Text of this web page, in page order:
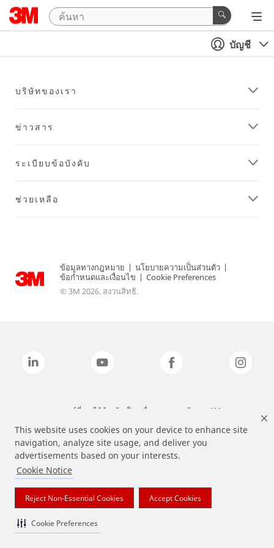
This website uses cookies on your device to enhance site
navigation, analyze site usage, and deliver you
advertisements based on your interests.
Cookie Notice
Reject Non-Essential Cookies Accept Cookies
Cookie Preferences
บัญชี
บริษัทของเรา
ข่าวสาร
ระเบียบข้อบังคับ
ช่วยเหลือ
ข้อมูลทางกฎหมาย | นโยบายความเป็นส่วนตัว |
ข้อกำหนดและเงื่อนไข | Cookie Preferences
© 3M 2026. สงวนสิทธิ.
แบรนด์ที่ระบุไว้ข้างต้นเป็นเครื่องหมายการค้าของ 3M